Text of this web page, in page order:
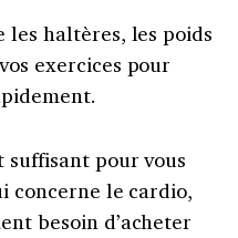
les haltères, les poids
exercices pour
pour vous
concerne le cardio,
besoin d’acheter